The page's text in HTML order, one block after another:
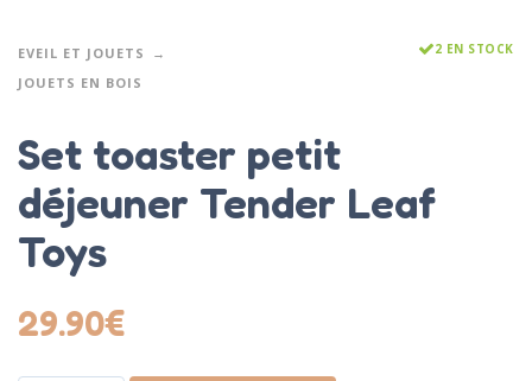
EVEIL ET JOUETS
JOUETS EN BOIS
2 EN STOCK
Set toaster petit
déjeuner Tender Leaf
Toys
29.90€